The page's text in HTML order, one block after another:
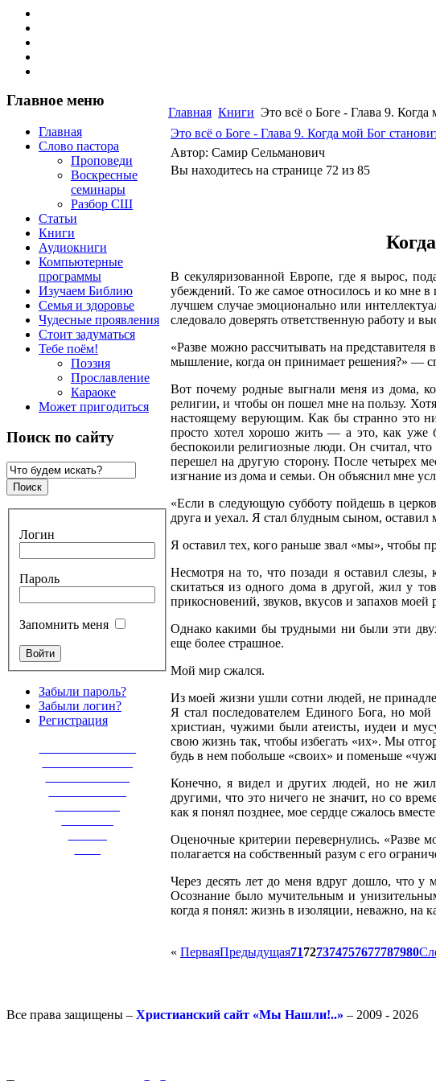
Главное меню
Главная
Слово пастора
Проповеди
Воскресные
семинары
Разбор СШ
Статьи
Книги
Аудиокниги
Компьютерные
программы
Изучаем Библию
Семья и здоровье
Чудесные проявления
Стоит задуматься
Тебе поём!
Поэзия
Прославление
Караоке
Может пригодиться
Поиск по сайту
Логин
Пароль
Запомнить меня
Забыли пароль?
Забыли логин?
Регистрация
Главная Книги Это всё о Боге - Глава 9.
Это всё о Боге - Глава 9. Когда мой Бог
Автор: Самир Сельманович
Вы находитесь на странице 72 из 85
В секуляризованной Европе, где я вырос,
убеждений. То же самое относилось и ко мне
лучшем случае эмоционально или
следовало доверять ответственную работу и
«Разве можно рассчитывать на
мышление, когда он принимает решения?» —
Вот почему родные выгнали меня из дома,
религии, и чтобы он пошел мне на пользу.
настоящему верующим. Как бы странно это
просто хотел хорошо жить — а это, как уже
беспокоили религиозные люди. Он считал,
перешел на другую сторону. После четырех
изгнание из дома и семьи. Он объяснил мне
«Если в следующую субботу пойдешь в
друга и уехал. Я стал блудным сыном,
Я оставил тех, кого раньше звал «мы», чтобы
Несмотря на то, что позади я оставил
скитаться из одного дома в другой, жил у
прикосновений, звуков, вкусов и запахов моей
Однако какими бы трудными ни были эти
еще более страшное.
Мой мир сжался.
Из моей жизни ушли сотни людей, не
Я стал последователем Единого Бога, но
христиан, чужими были атеисты, иудеи и
свою жизнь так, чтобы избегать «их». Мы
будь в нем побольше «своих» и поменьше
Конечно, я видел и других людей, но не
другими, что это ничего не значит, но со
как я понял позднее, мое сердце сжалось
Оценочные критерии перевернулись. «Разве
полагается на собственный разум с его
Через десять лет до меня вдруг дошло, что у
Осознание было мучительным и
когда я понял: жизнь в изоляции, неважно, на
« ПерваяПредыдущая71727374757677787980
Все права защищены – Христианский сайт «Мы Нашли!..» – 2009 - 2026